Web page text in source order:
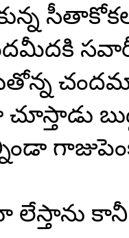
లేస్తాను